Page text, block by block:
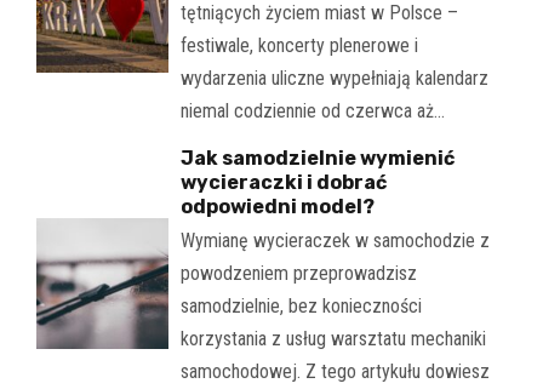
tętniących życiem miast w Polsce –
festiwale, koncerty plenerowe i
wydarzenia uliczne wypełniają kalendarz
niemal codziennie od czerwca aż…
Jak samodzielnie wymienić
wycieraczki i dobrać
odpowiedni model?
Wymianę wycieraczek w samochodzie z
powodzeniem przeprowadzisz
samodzielnie, bez konieczności
korzystania z usług warsztatu mechaniki
samochodowej. Z tego artykułu dowiesz